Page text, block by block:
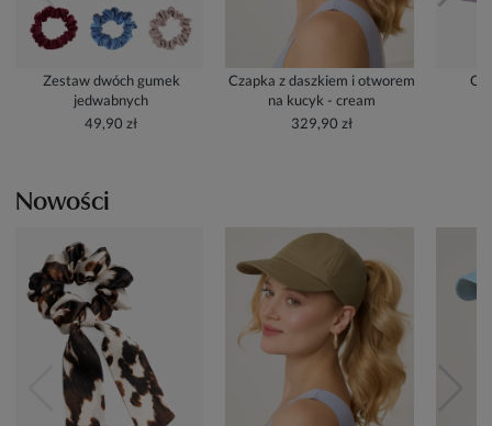
Zestaw dwóch gumek
jedwabnych
49,90 zł
Czapka z daszkiem i otworem
na kucyk - cream
329,90 zł
Nowości